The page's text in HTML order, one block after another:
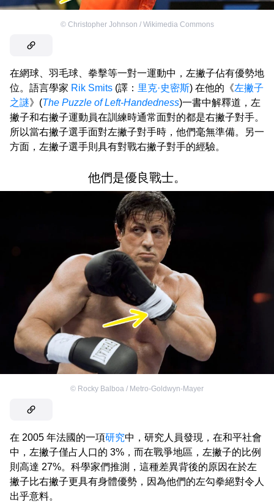
© Christopher Johnson / Wikimedia Commons
在網球、羽毛球、拳擊等一對一運動中，左撇子佔有優勢地
位。語言學家 Rik Smits (譯： 里克·史密斯) 在他的《左撇子
之謎》(The Puzzle of Left-Handedness)一書中解釋道，左
撇子和右撇子運動員在訓練時通常面對的都是右撇子對手。
所以當右撇子選手面對左撇子對手時，他們毫無準備。另一
方面，左撇子選手則具有對戰右撇子對手的經驗。
他們是優良戰士。
© Rocky Balboa / Metro-Goldwyn-Mayer
在 2005 年法國的一項研究中，研究人員發現，在和平社會
中，左撇子僅占人口的 3%，而在戰爭地區，左撇子的比例
則高達 27%。科學家們推測，這種差異背後的原因在於左
撇子比右撇子更具有身體優勢，因為他們的左勾拳絕對令人
出乎意料。